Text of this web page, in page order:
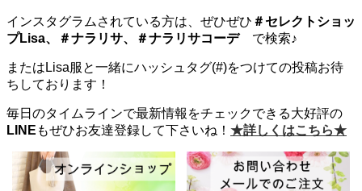
インスタグラムされている方は、ぜひぜひ ＃セレクトショッ
プLisa、＃ナラリサ、＃ナラリサコーデで検索♪
またはLisa服と一緒にハッシュタグ(#)をつけての投稿お待
ちしております！
毎日のタイムラインで最新情報をチェックできる大好評の
LINE もぜひお友達登録して下さいね！ ★詳しくはこちら★